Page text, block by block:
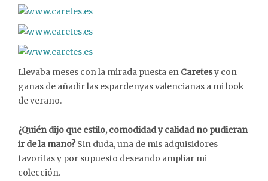
Llevaba meses con la mirada puesta en Caretesy con
ganas de añadir las espardenyas valencianas a mi look
de verano.
¿Quién dijo que estilo, comodidad y calidad no pudieran
ir de la mano?Sin duda, una de mis adquisidores
favoritas y por supuesto deseando ampliar mi
colección.